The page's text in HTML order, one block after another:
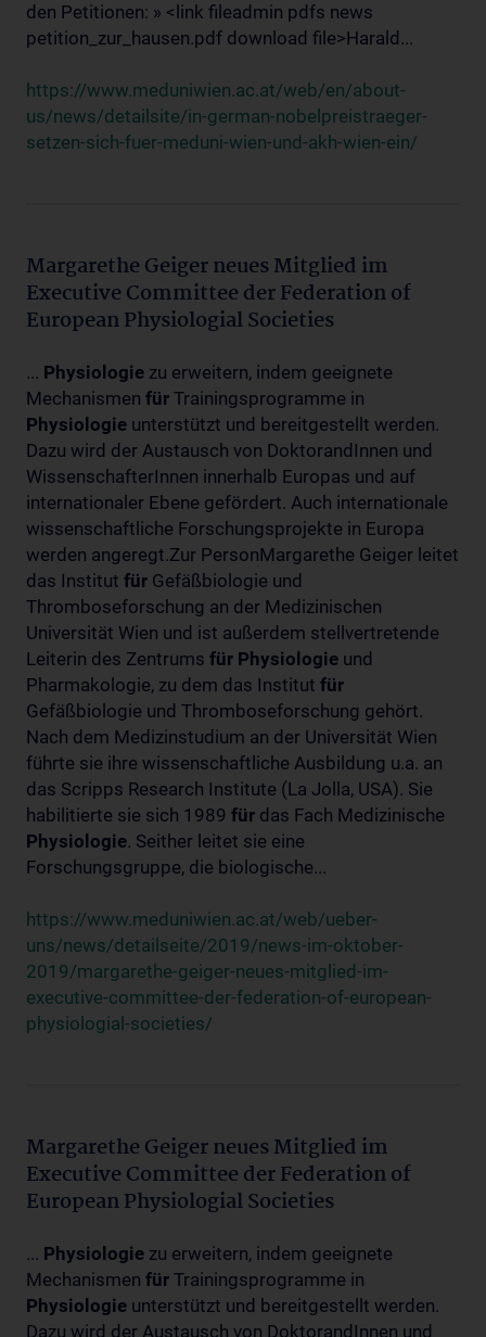
den Petitionen: » <link fileadmin pdfs news
petition_zur_hausen.pdf download file>Harald...
https://www.meduniwien.ac.at/web/en/about-
us/news/detailsite/in-german-nobelpreistraeger-
setzen-sich-fuer-meduni-wien-und-akh-wien-ein/
Margarethe Geiger neues Mitglied im
Executive Committee der Federation of
European Physiologial Societies
... Physiologie zu erweitern, indem geeignete
Mechanismen für Trainingsprogramme in
Physiologie unterstützt und bereitgestellt werden.
Dazu wird der Austausch von DoktorandInnen und
WissenschafterInnen innerhalb Europas und auf
internationaler Ebene gefördert. Auch internationale
wissenschaftliche Forschungsprojekte in Europa
werden angeregt.Zur PersonMargarethe Geiger leitet
das Institut für Gefäßbiologie und
Thromboseforschung an der Medizinischen
Universität Wien und ist außerdem stellvertretende
Leiterin des Zentrums für Physiologie und
Pharmakologie, zu dem das Institut für
Gefäßbiologie und Thromboseforschung gehört.
Nach dem Medizinstudium an der Universität Wien
führte sie ihre wissenschaftliche Ausbildung u.a. an
das Scripps Research Institute (La Jolla, USA). Sie
habilitierte sie sich 1989 für das Fach Medizinische
Physiologie. Seither leitet sie eine
Forschungsgruppe, die biologische...
https://www.meduniwien.ac.at/web/ueber-
uns/news/detailseite/2019/news-im-oktober-
2019/margarethe-geiger-neues-mitglied-im-
executive-committee-der-federation-of-european-
physiologial-societies/
Margarethe Geiger neues Mitglied im
Executive Committee der Federation of
European Physiologial Societies
... Physiologie zu erweitern, indem geeignete
Mechanismen für Trainingsprogramme in
Physiologie unterstützt und bereitgestellt werden.
Dazu wird der Austausch von DoktorandInnen und